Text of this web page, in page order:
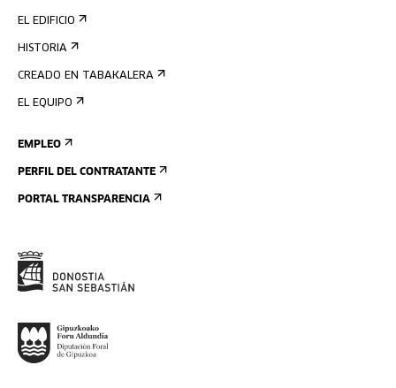
EL EDIFICIO
HISTORIA
CREADO EN TABAKALERA
EL EQUIPO
EMPLEO
PERFIL DEL CONTRATANTE
PORTAL TRANSPARENCIA